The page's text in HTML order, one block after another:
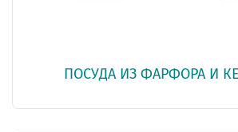
ПОСУДА ИЗ ФАРФОРА И